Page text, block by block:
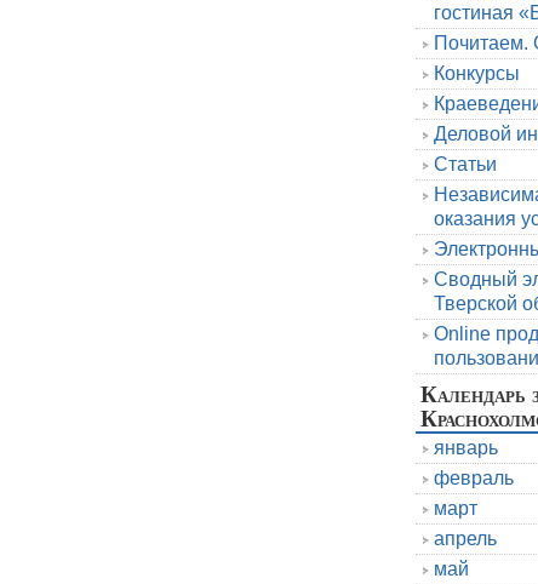
гостиная
Почитаем.
Конкурсы
Деловой
Статьи
оказания
Сводный
Тверской
Online
Календарь
январь
февраль
март
апрель
май